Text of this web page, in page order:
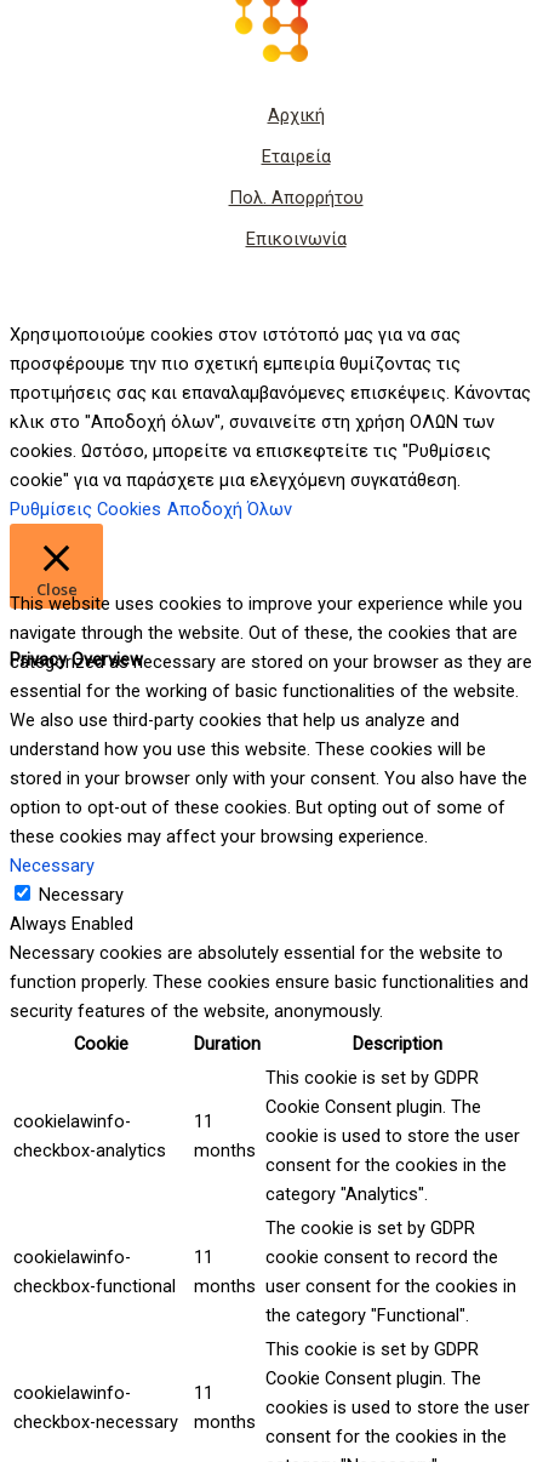
Αρχική
Εταιρεία
Πολ. Απορρήτου
Επικοινωνία
Χρησιμοποιούμε cookies στον ιστότοπό μας για να σας
προσφέρουμε την πιο σχετική εμπειρία θυμίζοντας τις
προτιμήσεις σας και επαναλαμβανόμενες επισκέψεις. Κάνοντας
κλικ στο "Αποδοχή όλων", συναινείτε στη χρήση ΟΛΩΝ των
cookies. Ωστόσο, μπορείτε να επισκεφτείτε τις "Ρυθμίσεις
cookie" για να παράσχετε μια ελεγχόμενη συγκατάθεση.
Ρυθμίσεις Cookies Αποδοχή Όλων
Close
Privacy Overview
This website uses cookies to improve your experience while you
navigate through the website. Out of these, the cookies that are
categorized as necessary are stored on your browser as they are
essential for the working of basic functionalities of the website.
We also use third-party cookies that help us analyze and
understand how you use this website. These cookies will be
stored in your browser only with your consent. You also have the
option to opt-out of these cookies. But opting out of some of
these cookies may affect your browsing experience.
Necessary
Necessary
Always Enabled
Necessary cookies are absolutely essential for the website to
function properly. These cookies ensure basic functionalities and
security features of the website, anonymously.
Cookie
Duration Description
cookielawinfo-
checkbox-analytics
11
months
This cookie is set by GDPR
Cookie Consent plugin. The
cookie is used to store the user
consent for the cookies in the
category "Analytics".
cookielawinfo-
checkbox-functional
11
months
The cookie is set by GDPR
cookie consent to record the
user consent for the cookies in
the category "Functional".
cookielawinfo-
checkbox-necessary
11
months
This cookie is set by GDPR
Cookie Consent plugin. The
cookies is used to store the user
consent for the cookies in the